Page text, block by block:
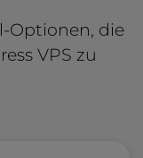
Optionen, die
VPS zu